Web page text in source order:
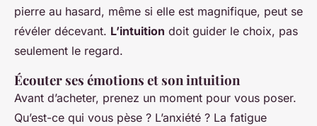
pierre au hasard, même si elle est magnifique, peut se
révéler décevant. L’intuition doit guider le choix, pas
seulement le regard.
Écouter ses émotions et son intuition
Avant d’acheter, prenez un moment pour vous poser.
Qu’est-ce qui vous pèse ? L’anxiété ? La fatigue